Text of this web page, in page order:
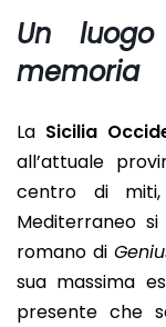
Un
memoria
La Sicilia
all’attuale
centro di
Mediterraneo
romano di
sua massima
presente che